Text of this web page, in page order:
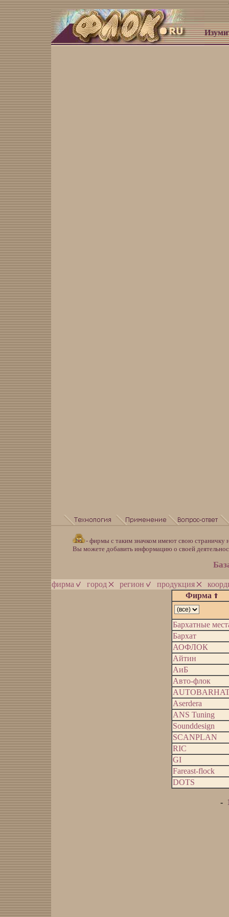
- фирмы с таким значком имеют свою страничку
Вы можете добавить информацию о своей
фирма город регион продукция
Фирма
Бархатные
Бархат
АОФЛОК
Айтин
АиБ
Авто-флок
Аserdera
АNS Tuning
Sounddesign
SCANPLAN
RIC
GI
Fareast-flock
DOTS
-